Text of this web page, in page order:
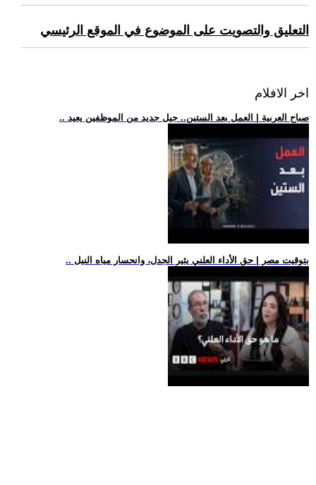
التعليق والتصويت على الموضوع في الموقع الرئيسي
اخر الافلام
.. صباح العربية | العمل بعد الستين.. جيل جديد من الموظفين يعيد
.. بتوقيت مصر | حق الأداء العلني يثير الجدل، وانحسار مياه النيل